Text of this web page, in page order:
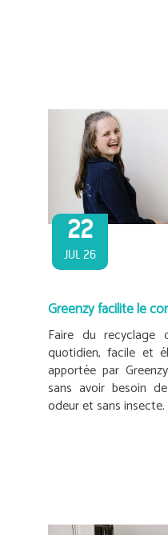
22
JUL 26
Greenzy facilite le
Faire du recyclage
quotidien, facile et
apportée par
sans avoir besoin
odeur et sans insecte.